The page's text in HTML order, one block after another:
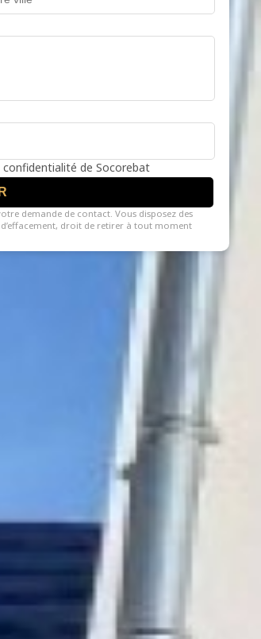
confidentialité de Socorebat
demande de contact. Vous disposez des
droit de retirer à tout moment